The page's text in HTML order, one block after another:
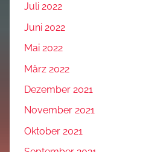
Juli 2022
Juni 2022
Mai 2022
März 2022
Dezember 2021
November 2021
Oktober 2021